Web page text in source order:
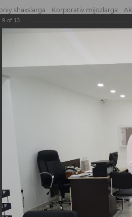
shaxslarga Korporativ mijozlarga
Mini
9 of 13